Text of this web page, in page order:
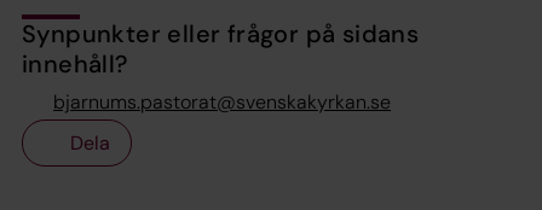
Synpunkter eller frågor på sidans
innehåll?
bjarnums.pastorat@svenskakyrkan.se
Dela